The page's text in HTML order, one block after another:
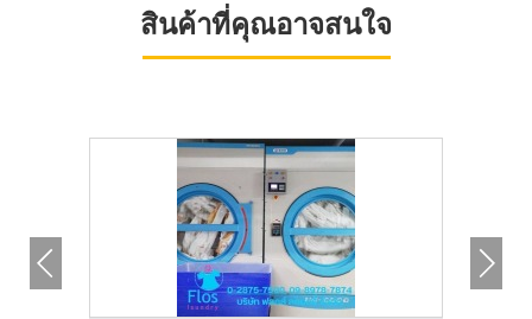
สินค้าที่คุณอาจสนใจ